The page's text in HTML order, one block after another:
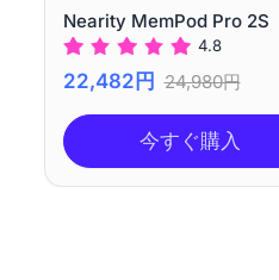
Nearity MemPod Pro 2S
4.8
22,482円 24,980円
今すぐ購入